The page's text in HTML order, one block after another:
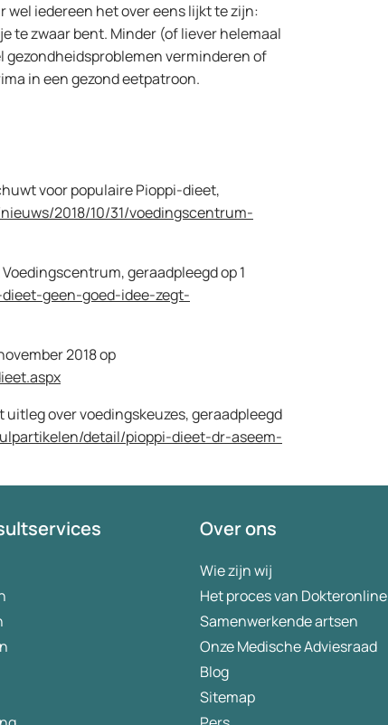
wel iedereen het over eens lijkt te zijn:
te zwaar bent. Minder (of liever helemaal
gezondheidsproblemen verminderen of
in een gezond eetpatroon.
voor populaire Pioppi-dieet,
2018/10/31/voedingscentrum-
geraadpleegd op 1
geen-goed-idee-zegt-
2018 op
over voedingskeuzes, geraadpleegd
detail/pioppi-dieet-dr-aseem-
Over ons
Wie zijn wij
Het proces van Dokteronline
Samenwerkende artsen
Onze Medische Adviesraad
Blog
Sitemap